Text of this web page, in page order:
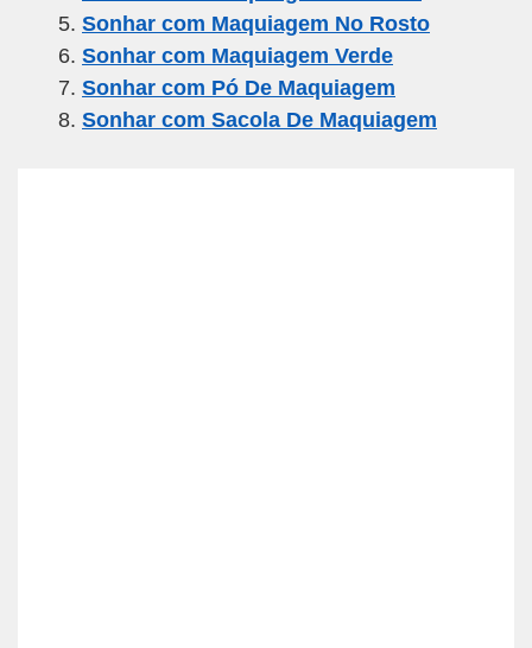
o
k
p
Sonhar com Maquiagem No Rosto
Sonhar com Maquiagem Verde
Sonhar com Pó De Maquiagem
Sonhar com Sacola De Maquiagem